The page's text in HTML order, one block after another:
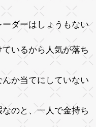
ダーはしょうもない
いるから人気が落ち
か当てにしていない
のと、一人で金持ち